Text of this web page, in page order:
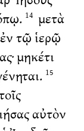
14 μετὰ
τῷ ἱερῷ
μηκέτι
15
αὐτὸν